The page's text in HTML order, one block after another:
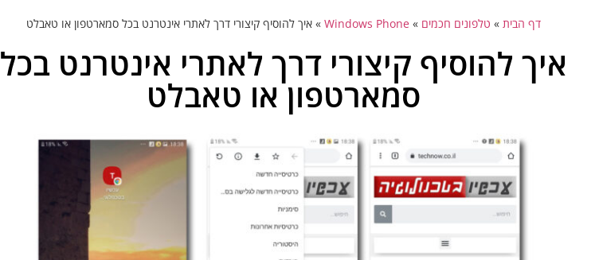
דף הבית » טלפונים חכמים »
Windows Phone
» איך להוסיף קיצורי דרך לאתרי אינטרנט בכל סמארטפון או טאבלט
איך להוסיף קיצורי דרך לאתרי אינטרנט בכל
סמארטפון או טאבלט